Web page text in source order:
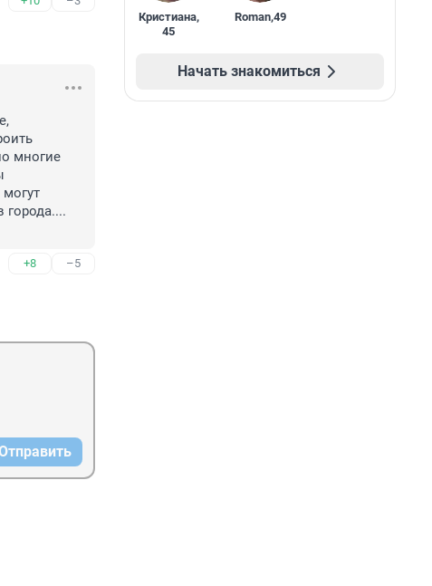
многие
города....
+8 –5
Кристиана,
45
Roman,49
Начать знакомиться